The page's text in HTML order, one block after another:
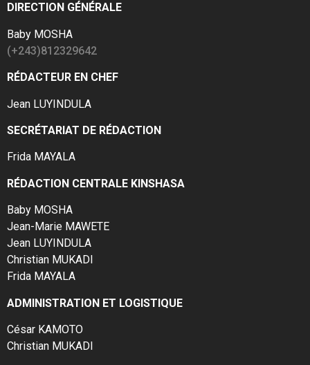
DIRECTION GÉNÉRALE
Baby MOSHA
(+243)812329642
RÉDACTEUR EN CHEF
Jean LUYINDULA
SECRÉTARIAT DE RÉDACTION
Frida MAYALA
RÉDACTION CENTRALE KINSHASA
Baby MOSHA
Jean-Marie MAWETE
Jean LUYINDULA
Christian MUKADI
Frida MAYALA
ADMINISTRATION ET LOGISTIQUE
César KAMOTO
Christian MUKADI